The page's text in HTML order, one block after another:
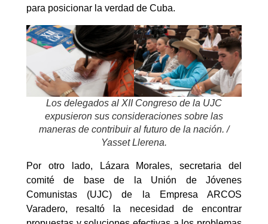
para posicionar la verdad de Cuba.
Los delegados al XII Congreso de la UJC
expusieron sus consideraciones sobre las
maneras de contribuir al futuro de la nación. /
Yasset Llerena.
Por otro lado, Lázara Morales, secretaria del
comité de base de la Unión de Jóvenes
Comunistas (UJC) de la Empresa ARCOS
Varadero, resaltó la necesidad de encontrar